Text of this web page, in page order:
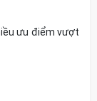
ưu điểm vượt